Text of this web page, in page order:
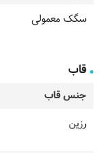
سگک معمولی
قاب
جنس قاب
رزین